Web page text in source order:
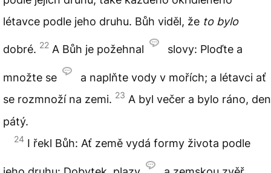
létavce podle jeho druhu. Bůh viděl, že to bylo
dobré. 22 A Bůh je požehnal slovy: Ploďte a
množte se
a naplňte vody v mořích; a létavci ať
se rozmnoží na zemi. 23 A byl večer a bylo ráno, den
pátý.
24 I řekl Bůh: Ať země vydá formy života podle